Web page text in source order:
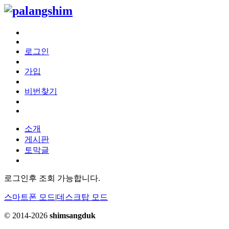
로그인
가입
비번찾기
소개
게시판
토막글
로그인후 조회 가능합니다.
스마트폰 모드|데스크탑 모드
© 2014-2026 shimsangduk